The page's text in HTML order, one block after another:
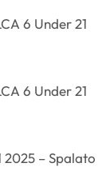
6 Under 21
6 Under 21
2025 – Spalato